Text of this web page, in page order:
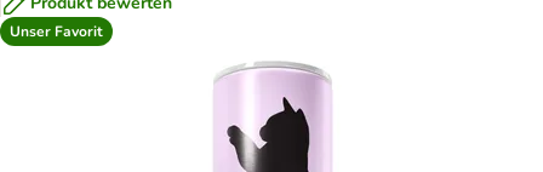
Unser Favorit